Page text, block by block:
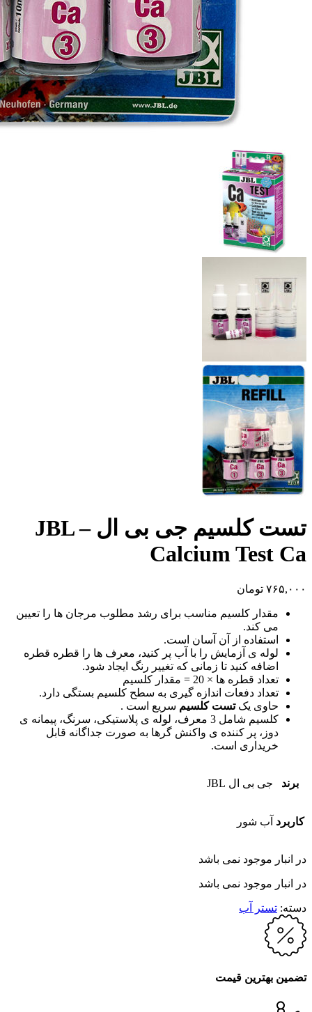
تست کلسیم جی بی ال – JBL
Calcium Test Ca
۷۶۵,۰۰۰ تومان
مقدار کلسیم مناسب برای رشد مطلوب مرجان ها را تعیین
می کند.
استفاده از آن آسان است.
لوله ی آزمایش را با آب پر کنید، معرف ها را قطره قطره
اضافه کنید تا زمانی که تغییر رنگ ایجاد شود.
تعداد قطره ها × 20 = مقدار کلسیم
تعداد دفعات اندازه گیری به سطح کلسیم بستگی دارد.
حاوی یکتست کلسیم سریع است .
کلسیم شامل 3 معرف، لوله ی پلاستیکی، سرنگ، پیمانه ی
دوز، پر کننده ی واکنش گرها به صورت جداگانه قابل
خریداری است.
برند جی بی ال JBL
کاربرد آب شور
در انبار موجود نمی باشد
در انبار موجود نمی باشد
دسته: تستر آب
تضمین بهترین قیمت